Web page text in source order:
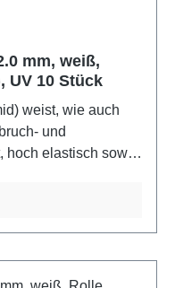
mm, weiß,
UV 10 Stück
weist, wie auch
und
hoch elastisch sowie